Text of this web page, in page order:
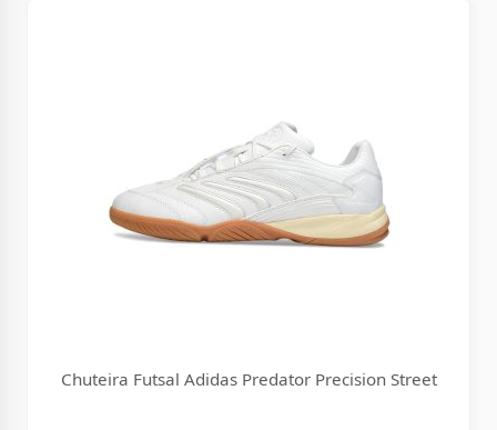
Chuteira Futsal Adidas Predator Precision Street